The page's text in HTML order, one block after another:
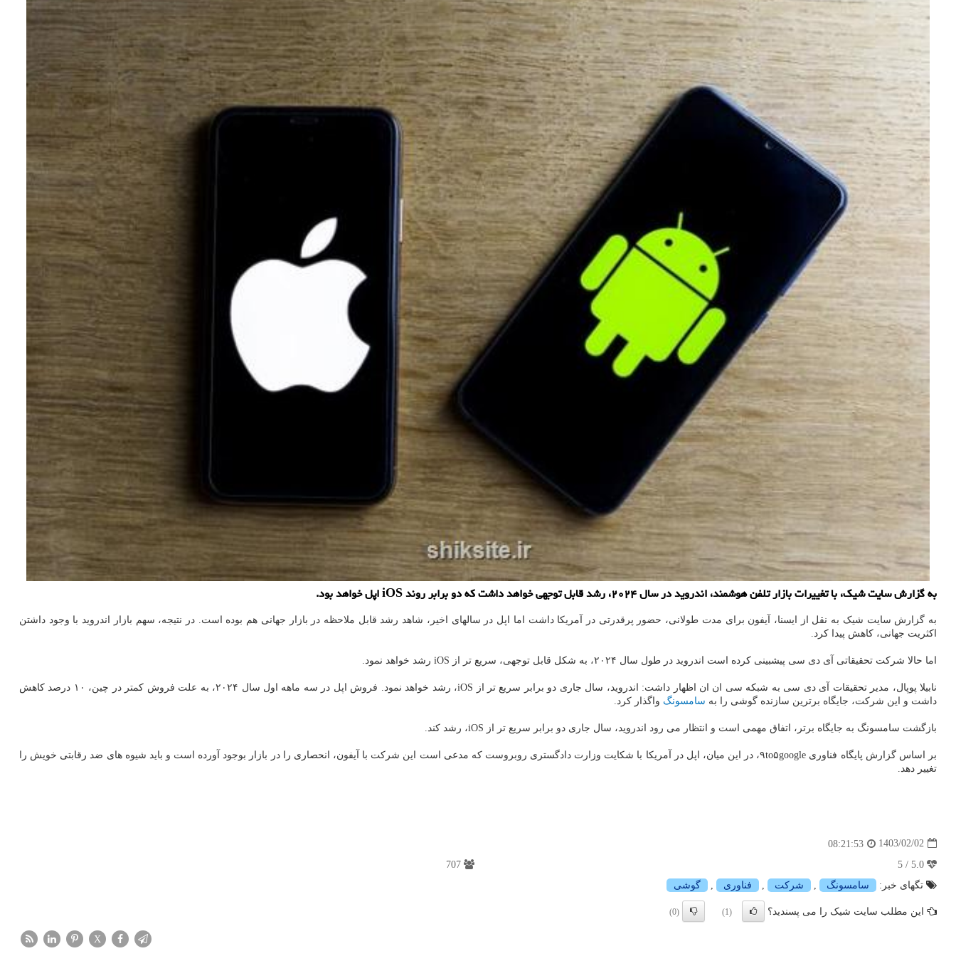
به گزارش سایت شیک، با تغییرات بازار تلفن هوشمند، اندروید در سال ۲۰۲۴، رشد قابل توجهی خواهد داشت که دو برابر روند iOS اپل خواهد بود.
به گزارش سایت شیک به نقل از ایسنا، آیفون برای مدت طولانی، حضور پرقدرتی در آمریکا داشت اما اپل در سالهای اخیر، شاهد رشد قابل ملاحظه در بازار جهانی هم بوده است. در نتیجه، سهم بازار اندروید با وجود داشتن
اکثریت جهانی، کاهش پیدا کرد.
اما حالا شرکت تحقیقاتی آی دی سی پیشبینی کرده است اندروید در طول سال ۲۰۲۴، به شکل قابل توجهی، سریع تر از iOS رشد خواهد نمود.
نابیلا پوپال، مدیر تحقیقات آی دی سی به شبکه سی ان ان اظهار داشت: اندروید، سال جاری دو برابر سریع تر از iOS، رشد خواهد نمود. فروش اپل در سه ماهه اول سال ۲۰۲۴، به علت فروش کمتر در چین، ۱۰ درصد کاهش
داشت و این شرکت، جایگاه برترین سازنده گوشی را به سامسونگ واگذار کرد.
بازگشت سامسونگ به جایگاه برتر، اتفاق مهمی است و انتظار می رود اندروید، سال جاری دو برابر سریع تر از iOS، رشد کند.
بر اساس گزارش پایگاه فناوری ۹to۵google، در این میان، اپل در آمریکا با شکایت وزارت دادگستری روبروست که مدعی است این شرکت با آیفون، انحصاری را در بازار بوجود آورده است و باید شیوه های ضد رقابتی خویش را
تغییر دهد.
1403/02/02
08:21:53
تگهای خبر:
سامسونگ , شركت , فناوری , گوشی
این مطلب سایت شیک را می پسندید؟ (1)
(0)
X